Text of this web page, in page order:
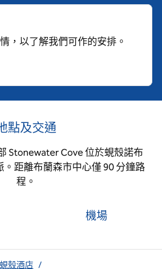
，以了解我們可作的安排。
點及交通
Stonewater Cove 位於蜆殼諾布
距離布蘭森市中心僅 90 分鐘路
程。
機場
蜆殼酒店 /